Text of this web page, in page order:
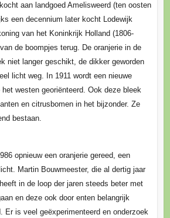
aan landgoed Amelisweerd (ten oosten
een decennium later kocht Lodewijk
van het Koninkrijk Holland (1806-
de boompjes terug. De oranjerie in de
niet langer geschikt, de dikker geworden
licht weg. In 1911 wordt een nieuwe
het westen georiënteerd. Ook deze bleek
en citrusbomen in het bijzonder. Ze
bestaan.
opnieuw een oranjerie gereed, een
Martin Bouwmeester, die al dertig jaar
in de loop der jaren steeds beter met
en deze ook door enten belangrijk
Er is veel geëxperimenteerd en onderzoek